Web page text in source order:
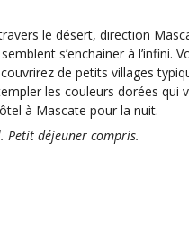
le désert, direction
s’enchainer à l’infini.
de petits villages
les couleurs dorées qui
à Mascate pour la nuit.
déjeuner compris.